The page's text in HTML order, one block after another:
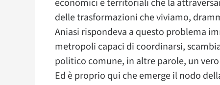
economici e territoriali che la
delle trasformazioni che viviamo,
Aniasi rispondeva a questo problema
metropoli capaci di coordinarsi,
politico comune, in altre parole, un
Ed è proprio qui che emerge il nodo